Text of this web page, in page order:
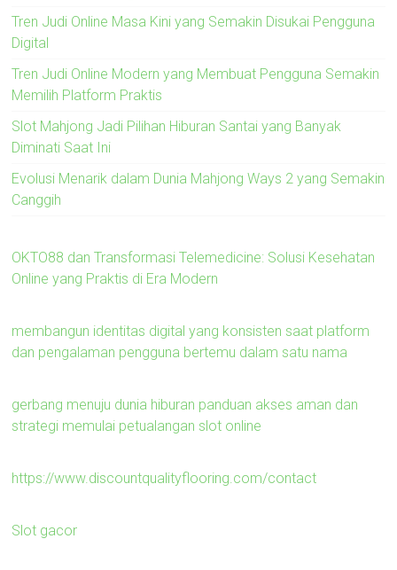
Tren Judi Online Masa Kini yang Semakin Disukai Pengguna
Digital
Tren Judi Online Modern yang Membuat Pengguna Semakin
Memilih Platform Praktis
Slot Mahjong Jadi Pilihan Hiburan Santai yang Banyak
Diminati Saat Ini
Evolusi Menarik dalam Dunia Mahjong Ways 2 yang Semakin
Canggih
OKTO88 dan Transformasi Telemedicine: Solusi Kesehatan
Online yang Praktis di Era Modern
membangun identitas digital yang konsisten saat platform
dan pengalaman pengguna bertemu dalam satu nama
gerbang menuju dunia hiburan panduan akses aman dan
strategi memulai petualangan slot online
https://www.discountqualityflooring.com/contact
Slot gacor